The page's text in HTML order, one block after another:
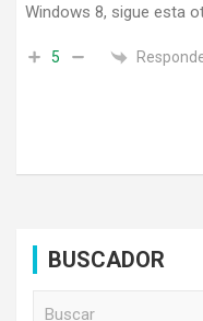
Windows 8, sigue esta
5
BUSCADOR